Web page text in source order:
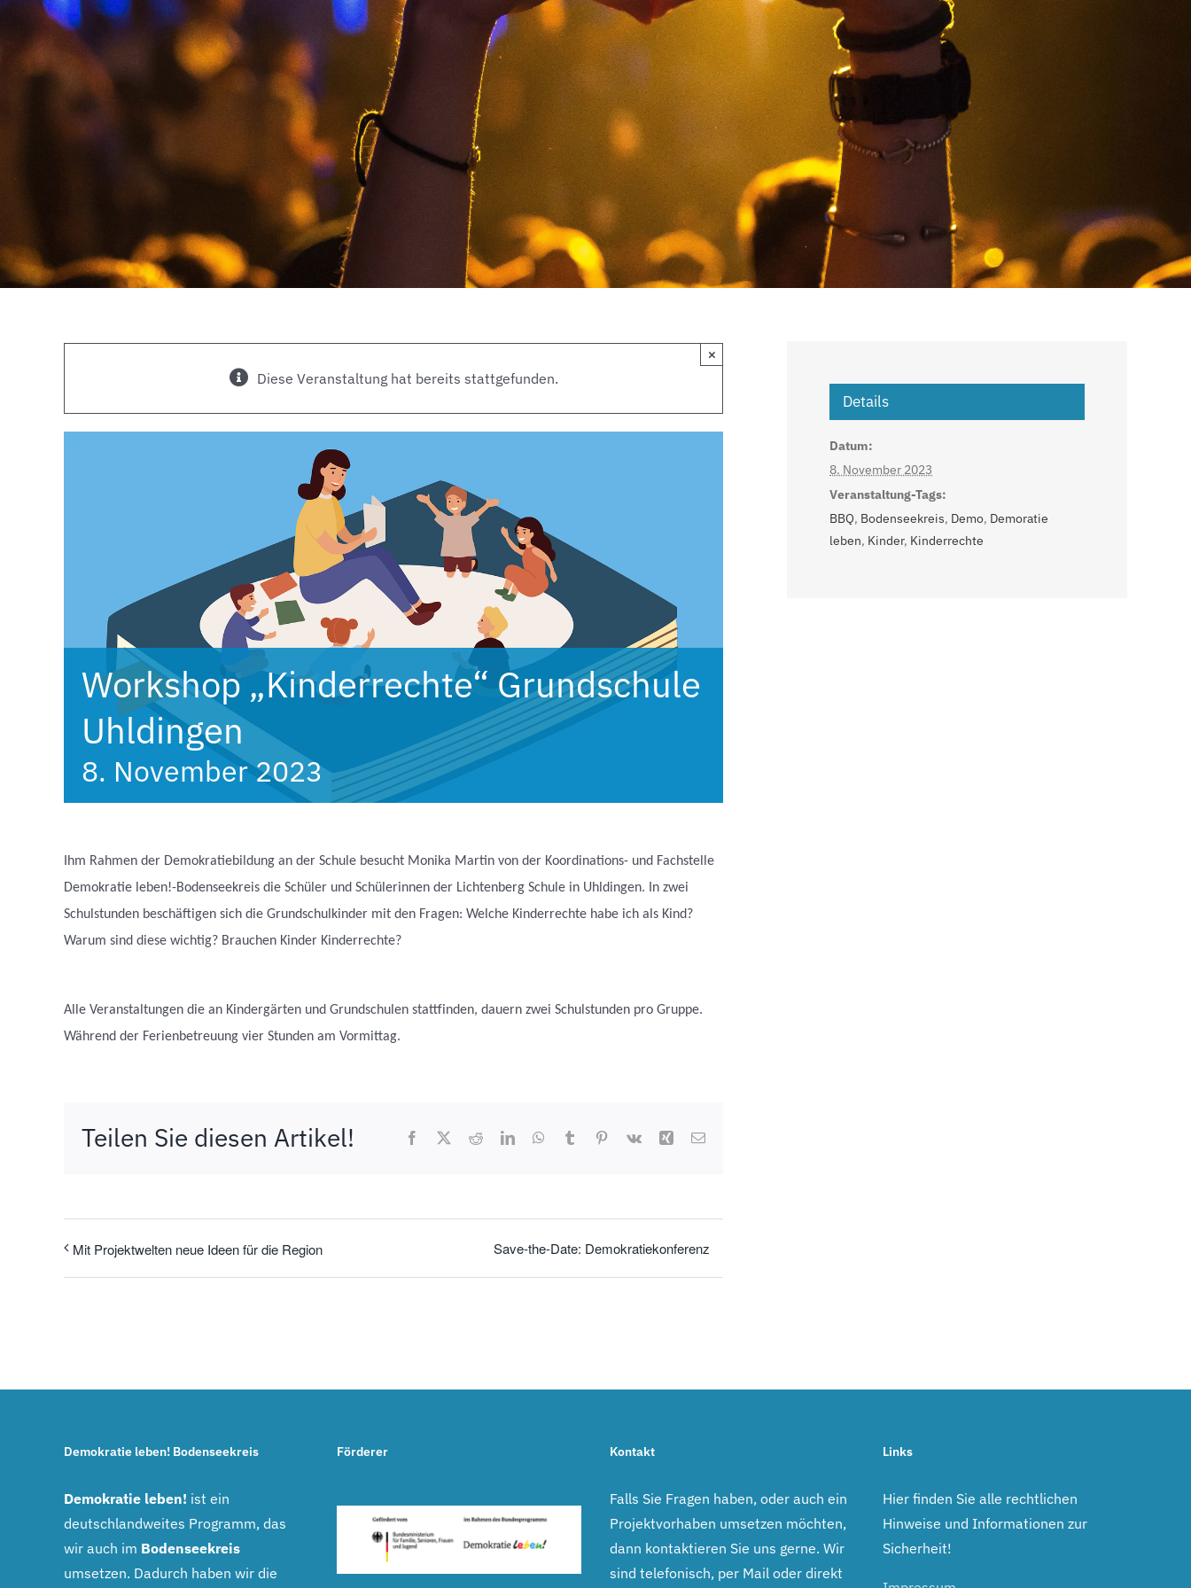
Diese Veranstaltung hat bereits stattgefunden.
×
Workshop „Kinderrechte“ Grundschule
Uhldingen
8. November 2023
Ihm Rahmen der Demokratiebildung an der Schule besucht Monika Martin von der Koordinations- und Fachstelle
Demokratie leben!-Bodenseekreis die Schüler und Schülerinnen der Lichtenberg Schule in Uhldingen. In zwei
Schulstunden beschäftigen sich die Grundschulkinder mit den Fragen: Welche Kinderrechte habe ich als Kind?
Warum sind diese wichtig? Brauchen Kinder Kinderrechte?
Alle Veranstaltungen die an Kindergärten und Grundschulen stattfinden, dauern zwei Schulstunden pro Gruppe.
Während der Ferienbetreuung vier Stunden am Vormittag.
Teilen Sie diesen Artikel! Facebook RedditLinkedInWhatsApp
Tumblr Pinterest
Vk Xing E-
Mit Projektwelten neue Ideen für die Region Save-the-Date: Demokratiekonferenz
Details
Datum:
8. November 2023
Veranstaltung-Tags:
BBQ, Bodenseekreis, Demo, Demoratie
leben, Kinder, Kinderrechte
Demokratie leben! Bodenseekreis
Demokratie leben! ist ein
deutschlandweites Programm, das
wir auch im Bodenseekreis
umsetzen. Dadurch haben wir die
Förderer Kontakt
Falls Sie Fragen haben, oder auch ein
Projektvorhaben umsetzen möchten,
dann kontaktieren Sie uns gerne. Wir
sind telefonisch, per Mail oder direkt
Links
Hier finden Sie alle rechtlichen
Hinweise und Informationen zur
Sicherheit!